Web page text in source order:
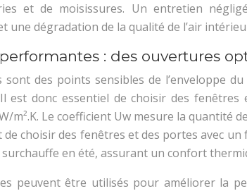
et de moisissures. Un entretien
une dégradation de la qualité de l’air
: des ouvertures
des points sensibles de l’enveloppe
est donc essentiel de choisir des
m².K. Le coefficient Uw mesure la
choisir des fenêtres et des portes avec
en été, assurant un confort
peuvent être utilisés pour améliorer la